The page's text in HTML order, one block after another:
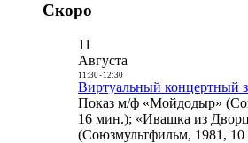
Скоро
11
Августа
11:30- 12:30
Виртуальный концертный
Показ м/ф «Мойдодыр»
16 мин.); «Ивашка из
(Союзмультфильм, 1981,